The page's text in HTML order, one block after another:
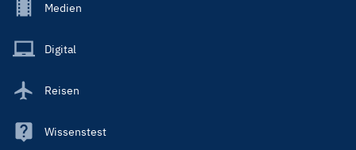
Footer
Main
Medien
Digital
Reisen
Wissenstest